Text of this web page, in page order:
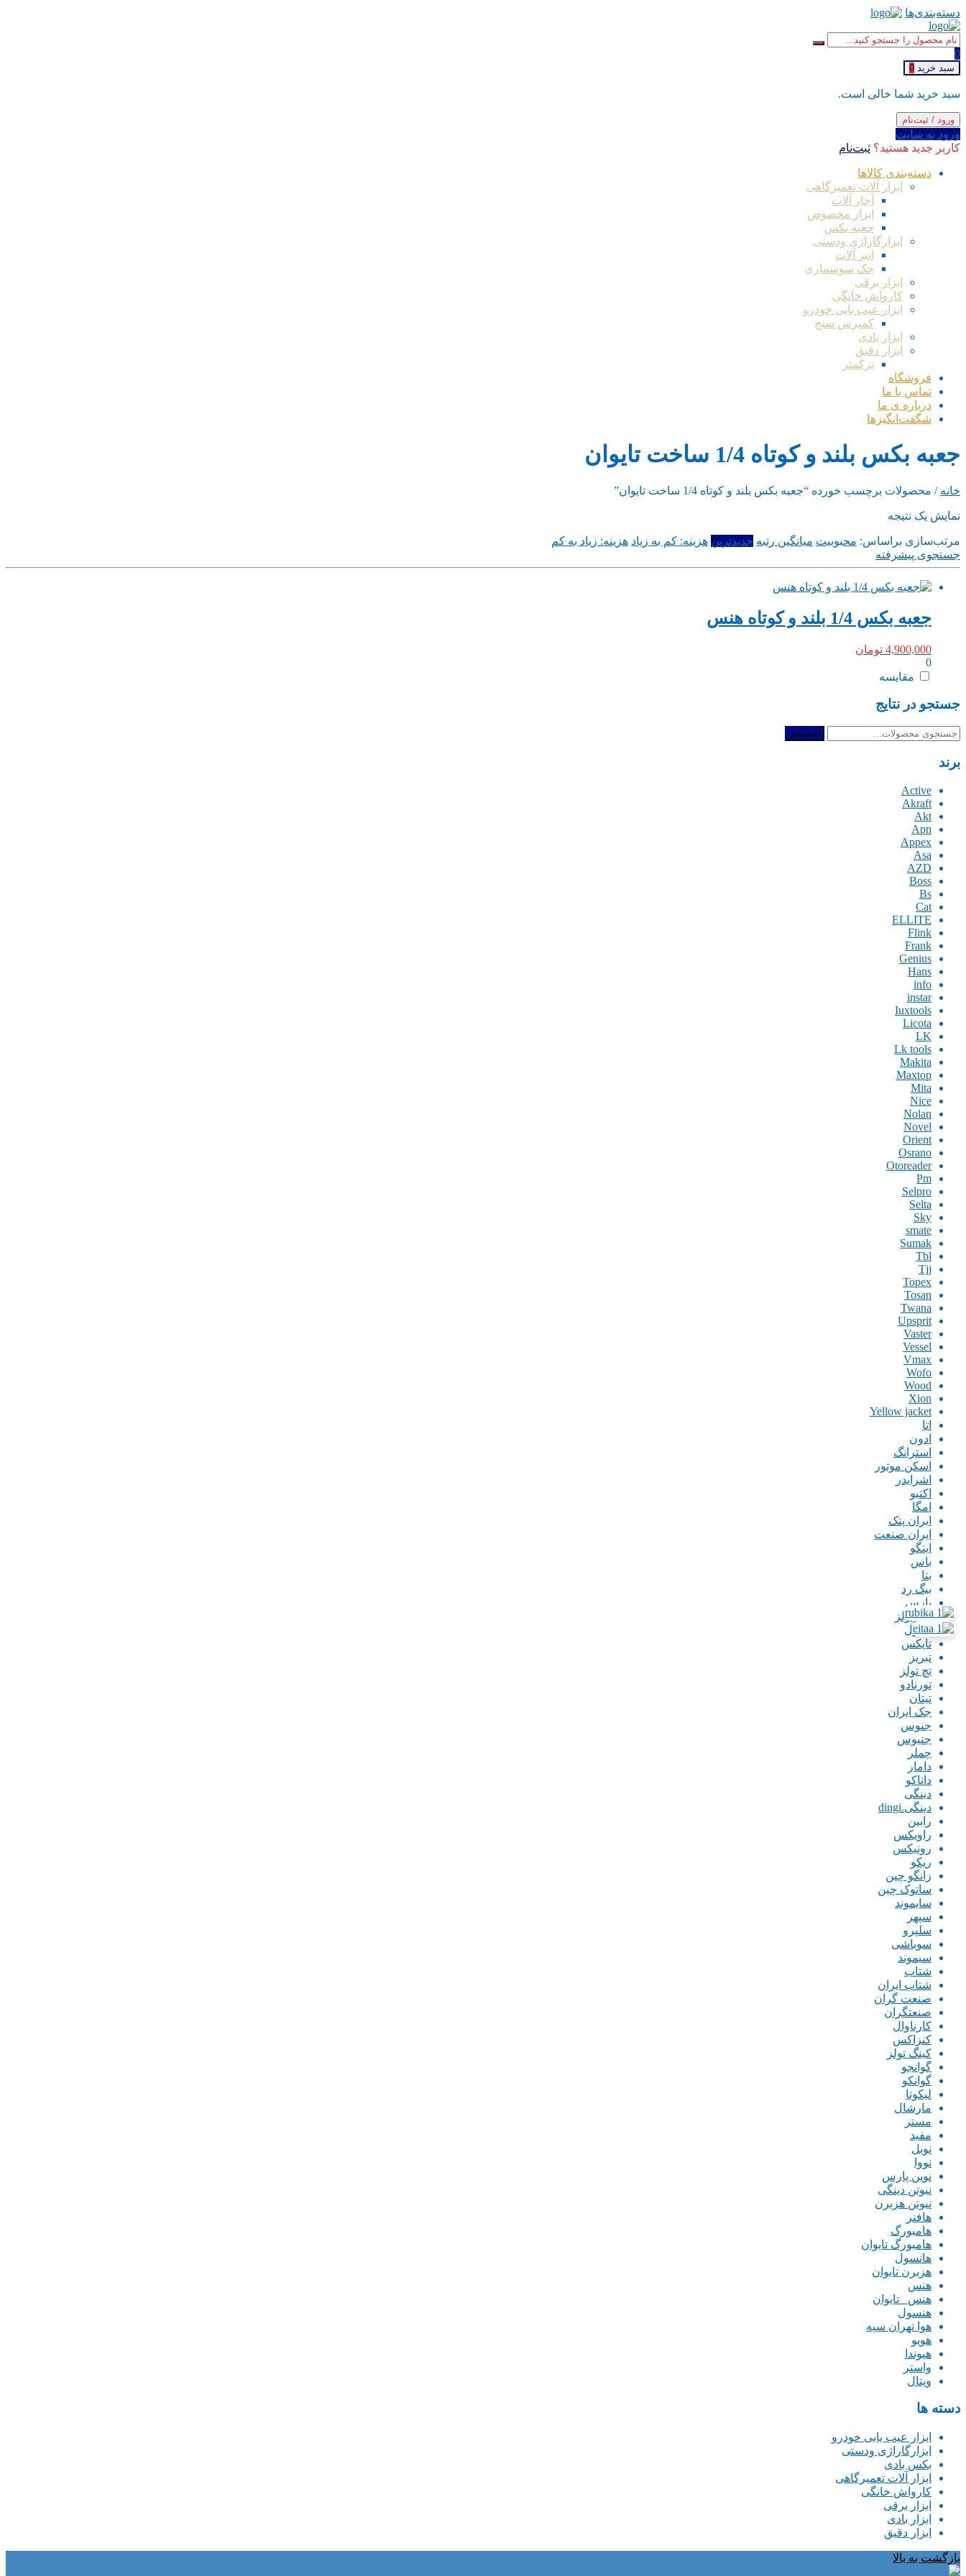
دسته‌بندی‌ها
0
سبد خرید 0
سبد خرید شما خالی است.
ورود / ثبت‌نام
ورود به سایت
کاربر جدید هستید؟ ثبت‌نام
دسته‌بندی کالاها
ابزار آلات تعمیرگاهی
آچار آلات
ابزار مخصوص
جعبه بکس
ابزارگاراژی ودستی
انبر آلات
جک سوسماری
ابزار برقی
کارواش خانگی
ابزار عیب یابی خودرو
کمپرس سنج
ابزار بادی
ابزار دقیق
ترکمتر
فروشگاه
تماس با ما
درباره ی ما
شگفت‌انگیزها
جعبه بکس بلند و کوتاه 1/4 ساخت تایوان
خانه / محصولات برچسب خورده “جعبه بکس بلند و کوتاه 1/4 ساخت تایوان”
نمایش یک نتیجه
مرتب‌سازی براساس: محبوبیت میانگین رتبه جدیدترین هزینه: کم به زیاد هزینه: زیاد به کم
جستجوی پیشرفته
جعبه بکس 1/4 بلند و کوتاه هنس
4,900,000 تومان
0
مقایسه
جستجو در نتایج
جستجو
جستجو
برند
Active
Akraft
Akt
Apn
Appex
Asa
AZD
Boss
Bs
Cat
ELLITE
Flink
Frank
Genius
Hans
info
instar
Iuxtools
Licota
LK
Lk tools
Makita
Maxtop
Mita
Nice
Nolan
Novel
Orient
Osrano
Otoreader
Pm
Selpro
Selta
Sky
smate
Sumak
Tbl
Tjj
Topex
Tosan
Twana
Upsprit
Vaster
Vessel
Vmax
Wofo
Wood
Xion
Yellow jacket
اتا
ادون
استرانگ
اسکن موتور
اشرایدر
اکتیو
امگا
ایران پتک
ایران صنعت
اینگو
باس
بتا
بیگ رد
پارس
پاورتولز
تاپتول
تاپکس
تبریز
تچ تولز
تورنادو
تیتان
جک ایران
جنوس
جنیوس
چملر
دامار
داناکو
دینگی
دینگی.dingi
رابین
راویکس
رونیکس
ریکو
زانگو چین
ساتوک چین
سایموند
سپهر
سلپرو
سوباشی
سیموند
شتاب
شتاب ایران
صنعت گران
صنعتگران
کارناوال
کنزاکس
کینگ تولز
گوانجو
گوانکو
لیکوتا
مارشال
مستر
مفید
نوبل
نووا
نوین پارس
نیوتن دینگی
نیوتن هزبرن
هافنر
هامبورگ
هامبورگ تایوان
هانسول
هزبرن تایوان
هنس
هنس _تایوان
هنسول
هوا تهران سپه
هویو
هیوندا
واستر
ویتال
دسته ها
ابزار عیب یابی خودرو
ابزارگاراژی ودستی
بکس بادی
ابزار آلات تعمیرگاهی
کارواش خانگی
ابزار برقی
ابزار بادی
ابزار دقیق
بازگشت به بالا